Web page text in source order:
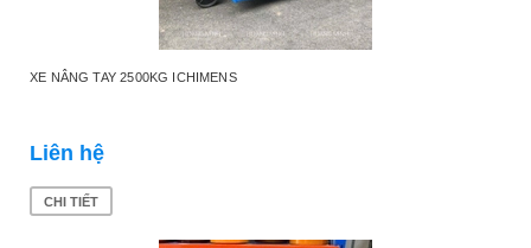
XE NÂNG TAY 2500KG ICHIMENS
Liên hệ
CHI TIẾT